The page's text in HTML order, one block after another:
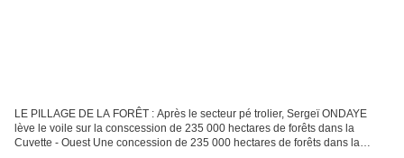
LE PILLAGE DE LA FORÊT : Après le secteur pé trolier, Sergeï ONDAYE
lève le voile sur la conscession de 235 000 hectares de forêts dans la
Cuvette - Ouest Une concession de 235 000 hectares de forêts dans la